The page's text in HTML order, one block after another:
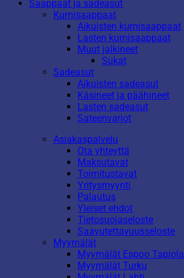
Saappaat ja sadeasut
Kumisaappaat
Aikuisten kumisaappaat
Lasten kumisaappaat
Muut jalkineet
Sukat
Sadeasut
Aikuisten sadeasut
Käsineet ja päähineet
Lasten sadeasut
Sateenvarjot
Asiakaspalvelu
Ota yhteyttä
Maksutavat
Toimitustavat
Yritysmyynti
Palautus
Yleiset ehdot
Tietosuojaseloste
Saavutettavuusseloste
Myymälät
Myymälät Espoo Tapiola
Myymälät Turku